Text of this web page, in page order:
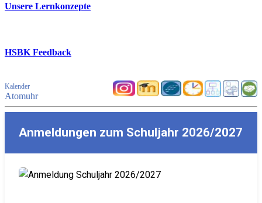
Unsere Lernkonzepte
HSBK Feedback
Kalender
Atomuhr
Anmeldungen zum Schuljahr 2026/2027